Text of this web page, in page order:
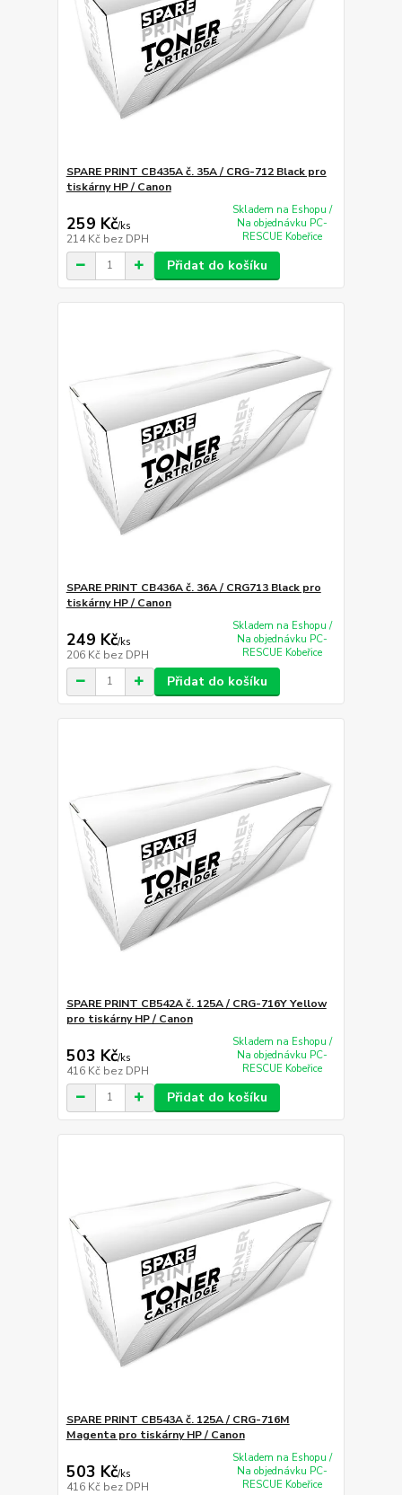
SPARE PRINT CB435A č. 35A / CRG-712 Black pro
tiskárny HP / Canon
259 Kč/ks
214 Kč bez DPH
Skladem na Eshopu /
Na objednávku PC-
RESCUE Kobeřice
Přidat do košíku
SPARE PRINT CB436A č. 36A / CRG713 Black pro
tiskárny HP / Canon
249 Kč/ks
206 Kč bez DPH
Skladem na Eshopu /
Na objednávku PC-
RESCUE Kobeřice
Přidat do košíku
SPARE PRINT CB542A č. 125A / CRG-716Y Yellow
pro tiskárny HP / Canon
503 Kč/ks
416 Kč bez DPH
Skladem na Eshopu /
Na objednávku PC-
RESCUE Kobeřice
Přidat do košíku
SPARE PRINT CB543A č. 125A / CRG-716M
Magenta pro tiskárny HP / Canon
503 Kč/ks
416 Kč bez DPH
Skladem na Eshopu /
Na objednávku PC-
RESCUE Kobeřice